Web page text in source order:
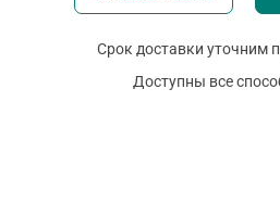
Срок доставки уточним
Доступны все